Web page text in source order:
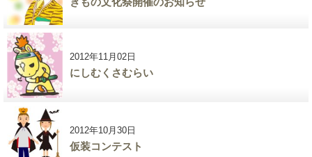
2012年11月02日
にしむくさむらい
2012年10月30日
仮装コンテスト